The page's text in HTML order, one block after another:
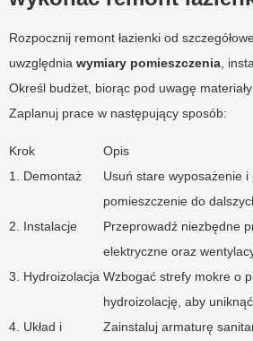
Rozpocznij remont łazienki od
uwzględnia wymiary pomieszczenia,
Określ budżet, biorąc pod uwagę
Zaplanuj prace w następujący sposób:
Krok
Opis
1. Demontaż
Usuń stare wyposażenie i
pomieszczenie do
2. Instalacje
Przeprowadź niezbędne
elektryczne oraz
3. Hydroizolacja Wzbogać strefy mokre o
hydroizolację, aby
4. Układ i
Zainstaluj armaturę